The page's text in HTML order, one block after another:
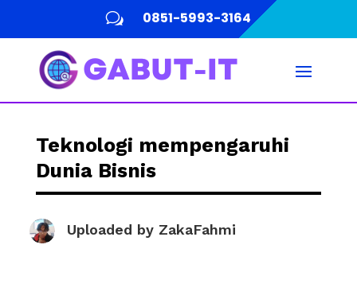
w 0851-5993-3164
Teknologi mempengaruhi
Dunia Bisnis
Uploaded by ZakaFahmi